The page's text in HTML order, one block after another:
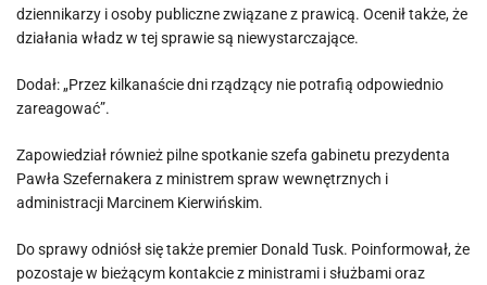
dziennikarzy i osoby publiczne związane z prawicą. Ocenił także, że
działania władz w tej sprawie są niewystarczające.
Dodał: „Przez kilkanaście dni rządzący nie potrafią odpowiednio
zareagować”.
Zapowiedział również pilne spotkanie szefa gabinetu prezydenta
Pawła Szefernakera z ministrem spraw wewnętrznych i
administracji Marcinem Kierwińskim.
Do sprawy odniósł się także premier Donald Tusk. Poinformował, że
pozostaje w bieżącym kontakcie z ministrami i służbami oraz